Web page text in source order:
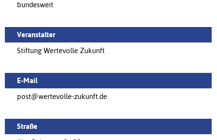
bundesweit
Veranstalter
Stiftung Wertevolle Zukunft
E-Mail
post@wertevolle-zukunft.de
Straße